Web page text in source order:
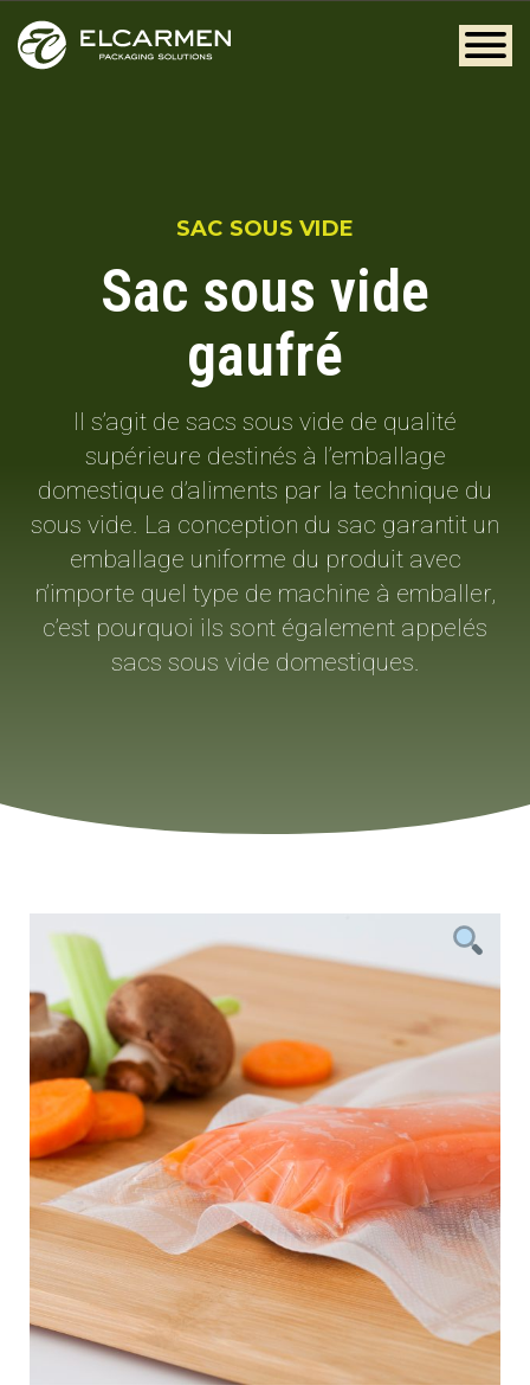
SAC SOUS VIDE
Sac sous vide
gaufré
Il s’agit de sacs sous vide de qualité
supérieure destinés à l’emballage
domestique d’aliments par la technique du
sous vide. La conception du sac garantit un
emballage uniforme du produit avec
n’importe quel type de machine à emballer,
c’est pourquoi ils sont également appelés
sacs sous vide domestiques.